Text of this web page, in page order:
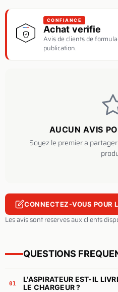
CONFIANCE
Achat verifie
Avis de clients de
publication.
AUCUN AVIS
Soyez le premier a
CONNECTEZ-VOUS POUR
Les avis sont reserves aux clients
QUESTIONS
01
L'ASPIRATEUR EST-IL
LE CHARGEUR ?